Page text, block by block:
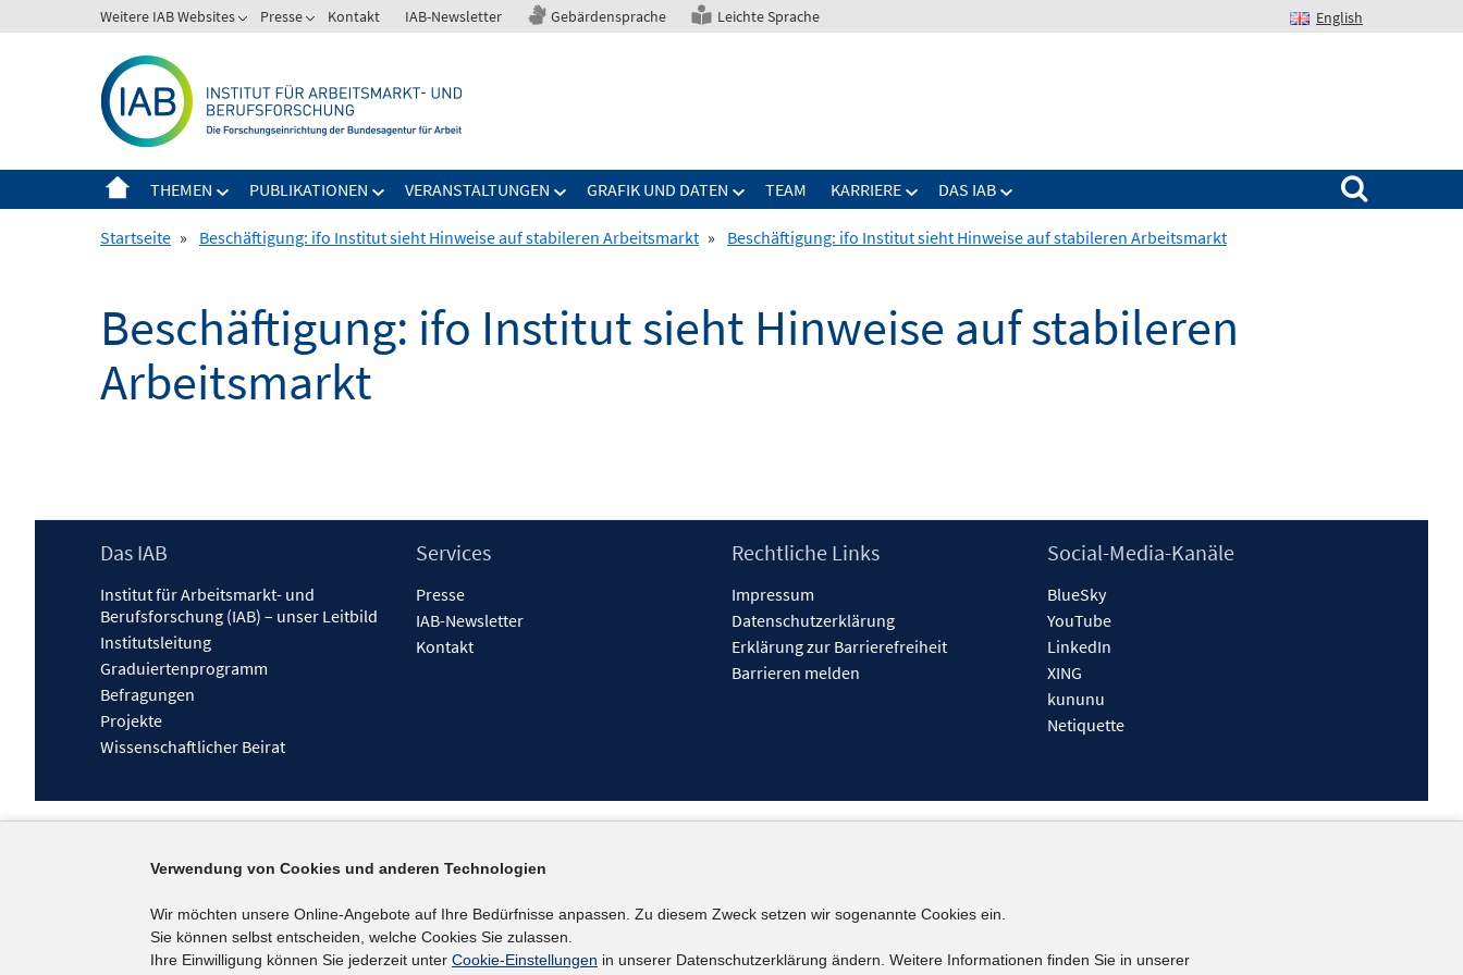
zum
Weitere IAB Websites Presse Kontakt IAB-Newsletter Gebärdensprache Leichte Sprache English
THEMEN PUBLIKATIONEN VERANSTALTUNGEN GRAFIK UND DATEN TEAM KARRIERE DAS IAB
Suchen nach:
Startseite » Beschäftigung: ifo Institut sieht Hinweise auf stabileren Arbeitsmarkt » Beschäftigung: ifo Institut sieht Hinweise auf stabileren Arbeitsmarkt
Beschäftigung: ifo Institut sieht Hinweise auf stabileren
Arbeitsmarkt
Footer
Das IAB
Institut für Arbeitsmarkt- und
Berufsforschung (IAB) – unser Leitbild
Institutsleitung
Graduiertenprogramm
Befragungen
Projekte
Wissenschaftlicher Beirat
Services
Presse
IAB-Newsletter
Kontakt
Rechtliche Links
Impressum
Datenschutzerklärung
Erklärung zur Barrierefreiheit
Barrieren melden
Social-Media-Kanäle
BlueSky
YouTube
LinkedIn
XING
kununu
Netiquette
Verwendung von Cookies und anderen Technologien
Wir möchten unsere Online-Angebote auf Ihre Bedürfnisse anpassen. Zu diesem Zweck setzen wir sogenannte Cookies ein.
Sie können selbst entscheiden, welche Cookies Sie zulassen.
Ihre Einwilligung können Sie jederzeit unter Cookie-Einstellungen in unserer Datenschutzerklärung ändern. Weitere Informationen finden Sie in unserer